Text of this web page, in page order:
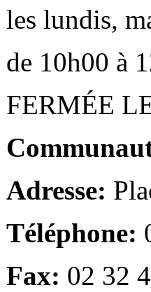
les lundis,
de 10h00 à
FERMÉE
Adresse:
Téléphone:
Fax: 02 32